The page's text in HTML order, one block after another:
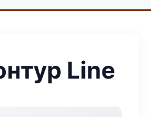
Line